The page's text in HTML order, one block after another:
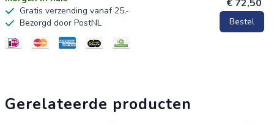
Productkenmerken:
Afmeting: 60 x 60 cm.
Kleur: Turquoise.
Breng kleur en comfort in uw leefruimte met deze
Gratis verzending vanaf 25,-
Bezorgd door PostNL
€ 72,50
Bestel
Gerelateerde producten